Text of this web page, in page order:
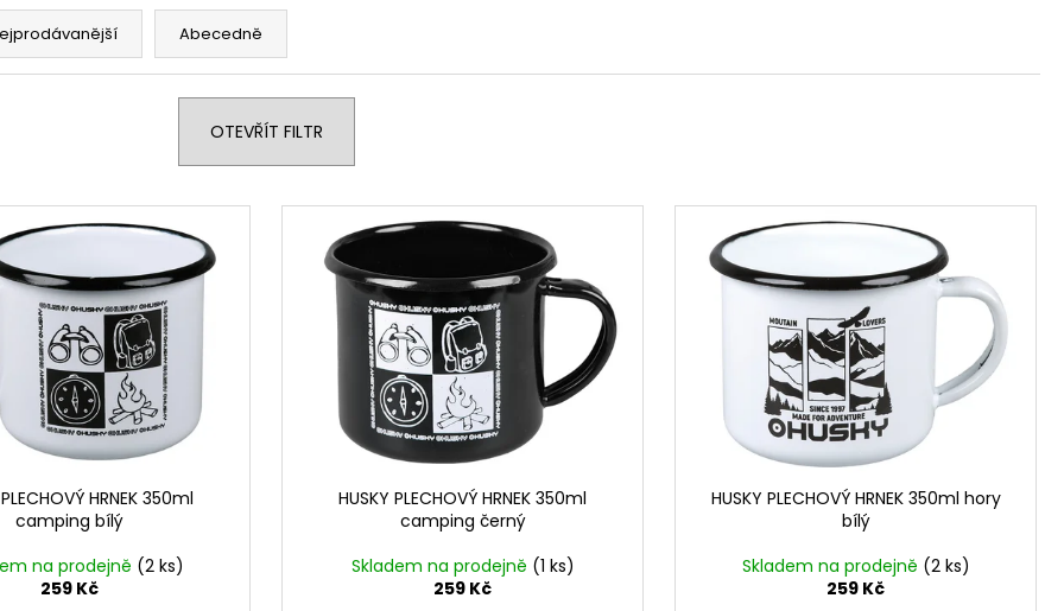
Abecedně
OTEVŘÍT FILTR
HRNEK 350ml
camping bílý
na prodejně (2 ks)
259 Kč
HUSKY PLECHOVÝ HRNEK 350ml
camping černý
Skladem na prodejně (1 ks)
259 Kč
HUSKY PLECHOVÝ HRNEK 350ml hory
bílý
Skladem na prodejně (2 ks)
259 Kč